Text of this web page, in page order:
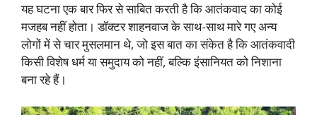
यह घटना एक बार फिर से साबित करती है कि आतंकवाद का कोई
मजहब नहीं होता। डॉक्टर शाहनवाज के साथ-साथ मारे गए अन्य
लोगों में से चार मुसलमान थे, जो इस बात का संकेत है कि आतंकवादी
किसी विशेष धर्म या समुदाय को नहीं, बल्कि इंसानियत को निशाना
बना रहे हैं।